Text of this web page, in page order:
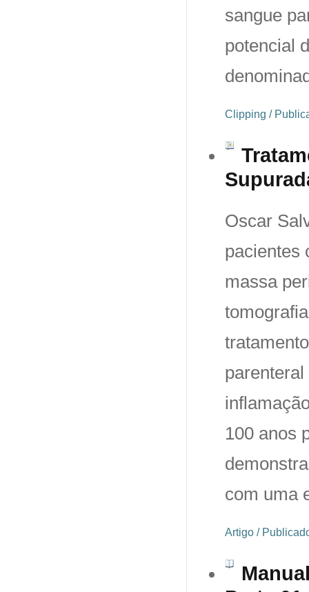
sangue
potencial
Clipping /
Oscar
pacientes
massa
100 anos
com uma
Artigo /